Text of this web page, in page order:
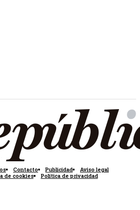
Contacto Publicidad
Aviso legal
de cookies
Política de privacidad